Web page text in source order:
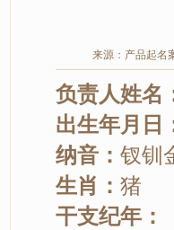
来源：产品起名
负责人姓名
出生年月日
纳音：
生肖： 猪
干支纪年